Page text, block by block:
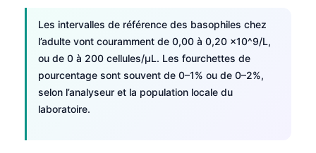
Les intervalles de référence des basophiles chez
l’adulte vont couramment de 0,00 à 0,20 x10^9/L,
ou de 0 à 200 cellules/µL. Les fourchettes de
pourcentage sont souvent de 0–1% ou de 0–2%,
selon l’analyseur et la population locale du
laboratoire.